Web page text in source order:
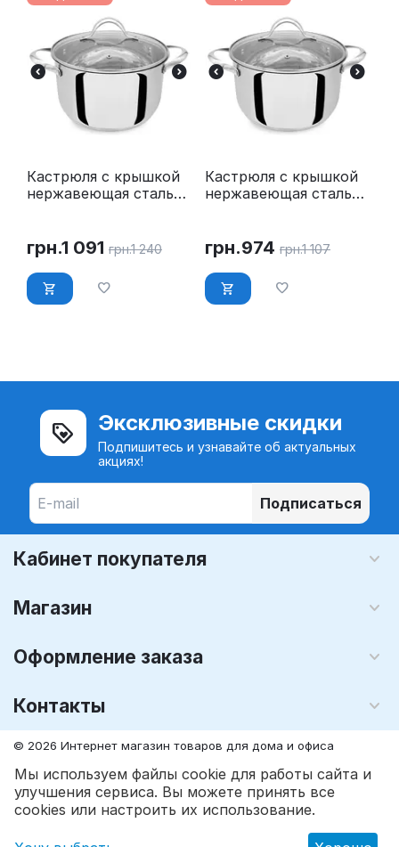
грн.1 164 грн.1 323 В корзину
Кастрюля с крышкой
нержавеющая сталь
грн.1 091 грн.1 240
Кастрюля с крышкой
нержавеющая сталь
грн.974 грн.1 107
Эксклюзивные скидки
Подпишитесь и узнавайте об актуальных
акциях!
Подписаться
Кабинет покупателя
Магазин
Оформление заказа
Контакты
© 2026 Интернет магазин товаров для дома и офиса
Мы используем файлы cookie для работы сайта и
улучшения сервиса. Вы можете принять все
cookies или настроить их использование.